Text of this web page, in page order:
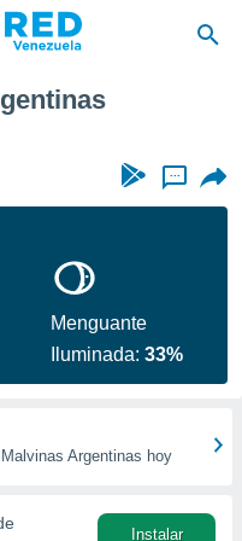
...
Menguante
Iluminada:33%
Argentinas hoy
Instalar